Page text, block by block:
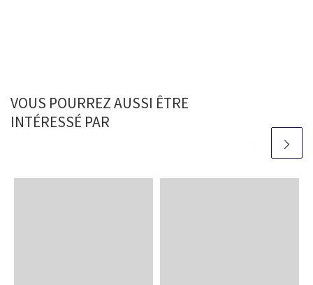
VOUS POURREZ AUSSI ÊTRE
INTÉRESSÉ PAR